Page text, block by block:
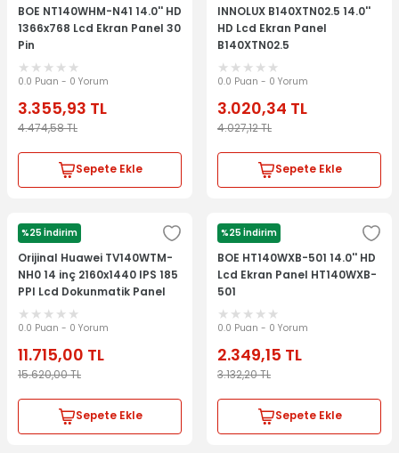
BOE NT140WHM-N41 14.0'' HD
1366x768 Lcd Ekran Panel 30
Pin
0.0 Puan - 0 Yorum
3.355,93 TL
4.474,58TL
Sepete Ekle
INNOLUX B140XTN02.5 14.0''
HD Lcd Ekran Panel
B140XTN02.5
0.0 Puan - 0 Yorum
3.020,34 TL
4.027,12TL
Sepete Ekle
%25 İndirim
HUAWEİ
Orijinal Huawei TV140WTM-
NH0 14 inç 2160x1440 IPS 185
PPI Lcd Dokunmatik Panel
Ekran Kit
0.0 Puan - 0 Yorum
11.715,00 TL
15.620,00TL
Sepete Ekle
%25 İndirim
BOE
BOE HT140WXB-501 14.0'' HD
Lcd Ekran Panel HT140WXB-
501
0.0 Puan - 0 Yorum
2.349,15 TL
3.132,20TL
Sepete Ekle